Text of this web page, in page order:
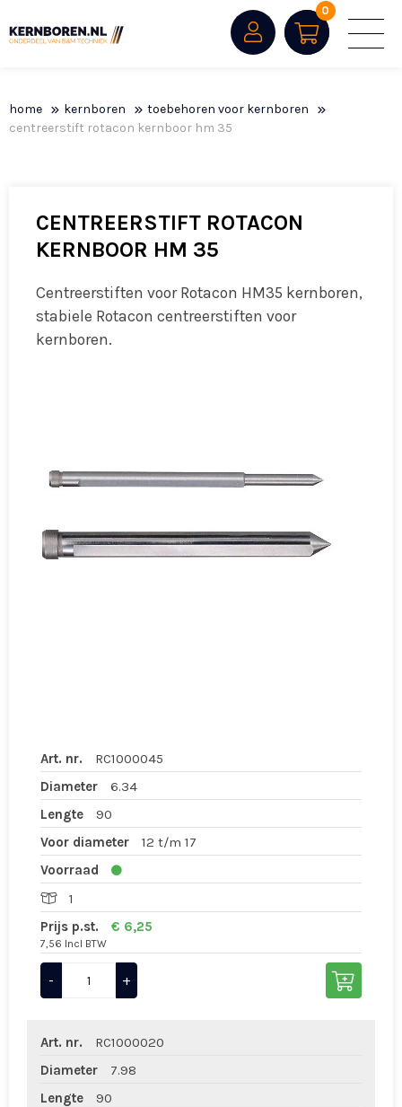
0
home kernboren
toebehoren voor kernboren
centreerstift rotacon kernboor hm 35
CENTREERSTIFT ROTACON
KERNBOOR HM 35
Centreerstiften voor Rotacon HM35 kernboren,
stabiele Rotacon centreerstiften voor
kernboren.
Art. nr.
RC1000045
Diameter
6.34
Lengte
90
Voor diameter
12 t/m 17
Voorraad
1
Prijs p.st.
€ 6,25
7,56 Incl BTW
- +
Art. nr.
RC1000020
Diameter
7.98
Lengte
90